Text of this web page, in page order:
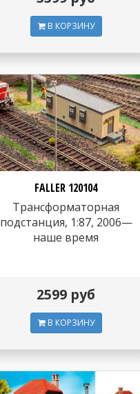
В КОРЗИНУ
FALLER 120104
Трансформаторная
подстанция, 1:87, 2006—
наше время
2599 руб
В КОРЗИНУ